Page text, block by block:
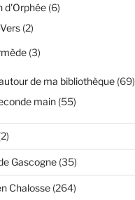
d'Orphée(6)
(2)
(3)
de ma bibliothèque(69)
main(55)
Gascogne(35)
Chalosse(264)